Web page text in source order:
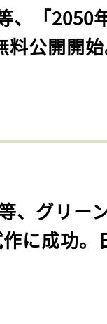
、「2050
料公開開
、グリー
に成功。